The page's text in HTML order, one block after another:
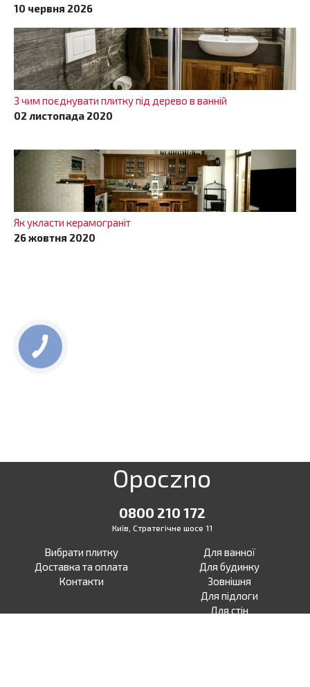
10 червня 2026
З чим поєднувати плитку під дерево в ванній
02 листопада 2020
Як укласти керамограніт
26 жовтня 2020
Opoczno
0800 210 172
Київ, Стратегічне шосе 11
Вибрати плитку
Доставка та оплата
Контакти
Для ванної
Для будинку
Зовнішня
Для підлоги
Для стін